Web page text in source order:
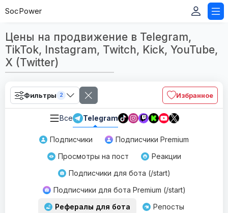
SocPower
Цены на продвижение в Telegram,
TikTok, Instagram, Twitch, Kick, YouTube,
X (Twitter)
Фильтры 2 Избранное
Все Telegram
Подписчики
Подписчики Premium
Просмотры на пост
Реакции
Подписчики для бота (/start)
Подписчики для бота Premium (/start)
Рефералы для бота
Репосты